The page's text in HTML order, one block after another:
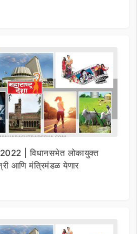
| विधानसभेत लोकायुक्त
आणि मंत्रिमंडळ येणार